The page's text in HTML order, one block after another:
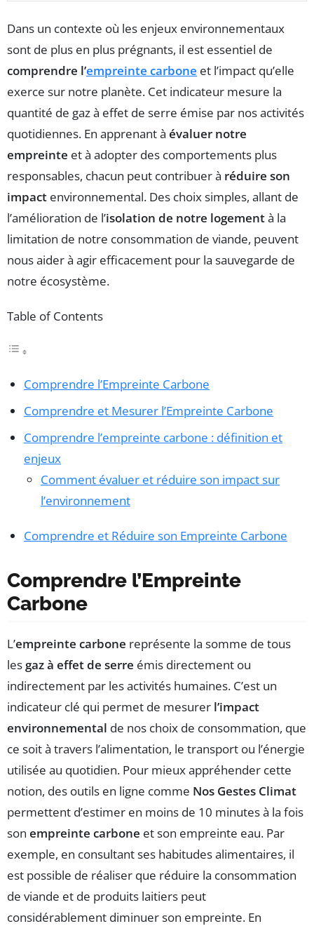
Dans un contexte où les enjeux environnementaux
sont de plus en plus prégnants, il est essentiel de
comprendre l’empreinte carbone et l’impact qu’elle
exerce sur notre planète. Cet indicateur mesure la
quantité de gaz à effet de serre émise par nos activités
quotidiennes. En apprenant à évaluer notre
empreinte et à adopter des comportements plus
responsables, chacun peut contribuer à réduire son
impact environnemental. Des choix simples, allant de
l’amélioration de l’isolation de notre logementà la
limitation de notre consommation de viande, peuvent
nous aider à agir efficacement pour la sauvegarde de
notre écosystème.
Table of Contents
Comprendre l’Empreinte Carbone
Comprendre et Mesurer l’Empreinte Carbone
Comprendre l’empreinte carbone : définition et
enjeux
Comment évaluer et réduire son impact sur
l’environnement
Comprendre et Réduire son Empreinte Carbone
Comprendre l’Empreinte
Carbone
L’empreinte carbone représente la somme de tous
les gaz à effet de serre émis directement ou
indirectement par les activités humaines. C’est un
indicateur clé qui permet de mesurer l’impact
environnemental de nos choix de consommation, que
ce soit à travers l’alimentation, le transport ou l’énergie
utilisée au quotidien. Pour mieux appréhender cette
notion, des outils en ligne comme Nos Gestes Climat
permettent d’estimer en moins de 10 minutes à la fois
son empreinte carbone et son empreinte eau. Par
exemple, en consultant ses habitudes alimentaires, il
est possible de réaliser que réduire la consommation
de viande et de produits laitiers peut
considérablement diminuer son empreinte. En